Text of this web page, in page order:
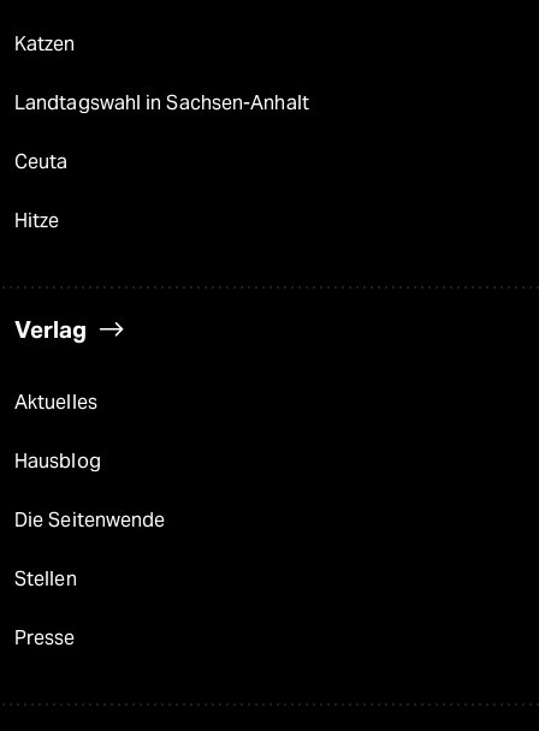
Katzen
Landtagswahl in Sachsen-Anhalt
Ceuta
Hitze
Verlag
Aktuelles
Hausblog
Die Seitenwende
Stellen
Presse